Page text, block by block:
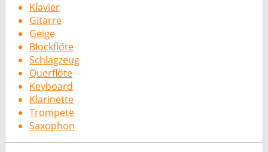
Klavier
Gitarre
Geige
Blockflöte
Schlagzeug
Querflöte
Keyboard
Klarinette
Trompete
Saxophon